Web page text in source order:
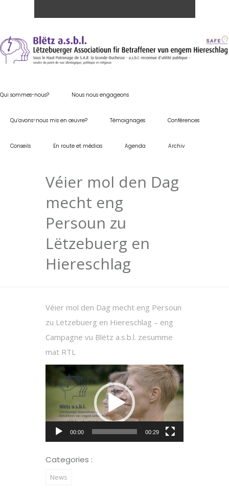
Qui sommes-nous? Nous nous engageons
Qu’avons-nous mis en œuvre? Témoignages Conférences
Conseils En route et médias Agenda Archiv
Véier mol den Dag
mecht eng
Persoun zu
Lëtzebuerg en
Hiereschlag
Véier mol den Dag mecht eng Persoun
zu Lëtzebuerg en Hiereschlag – eng
Campagne vu Blëtz a.s.b.l. zesumme
mat RTL
Lecteur
vidéo
00:00 00:29
Categories :
News